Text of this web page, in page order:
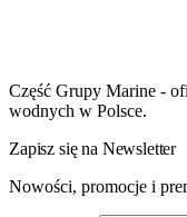
Część Grupy Marine -
wodnych w Polsce.
Zapisz się na Newsletter
Nowości, promocje i